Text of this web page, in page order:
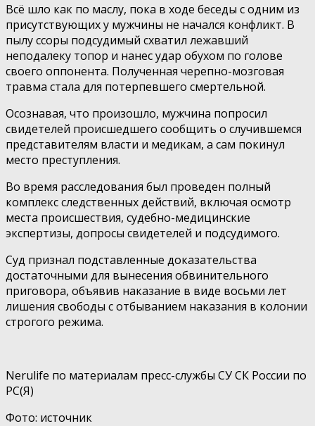
Всё шло как по маслу, пока в ходе беседы с одним из
присутствующих у мужчины не начался конфликт. В
пылу ссоры подсудимый схватил лежавший
неподалеку топор и нанес удар обухом по голове
своего оппонента. Полученная черепно-мозговая
травма стала для потерпевшего смертельной.
Осознавая, что произошло, мужчина попросил
свидетелей происшедшего сообщить о случившемся
представителям власти и медикам, а сам покинул
место преступления.
Во время расследования был проведен полный
комплекс следственных действий, включая осмотр
места происшествия, судебно-медицинские
экспертизы, допросы свидетелей и подсудимого.
Суд признал подставленные доказательства
достаточными для вынесения обвинительного
приговора, объявив наказание в виде восьми лет
лишения свободы с отбыванием наказания в колонии
строгого режима.
Nerulife по материалам пресс-службы СУ СК России по
РС(Я)
Фото: источник